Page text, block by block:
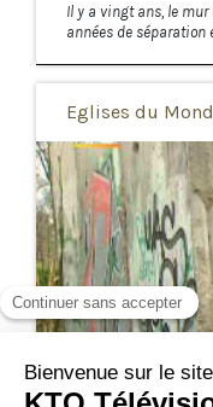
Il y a vingt ans, le
années de séparation
Eglises du